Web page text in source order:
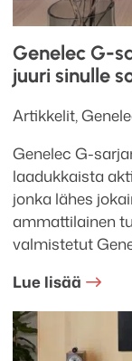
Genelec G-
juuri sinulle
Kategoriat
Artikkelit,
Genelec G-
laadukkaista
jonka lähes
ammattilainen
valmistetut
Lue lisää